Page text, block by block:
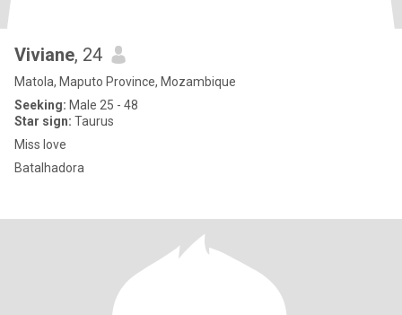
Viviane, 24
Matola, Maputo Province, Mozambique
Seeking: Male 25 - 48
Star sign: Taurus
Miss love
Batalhadora